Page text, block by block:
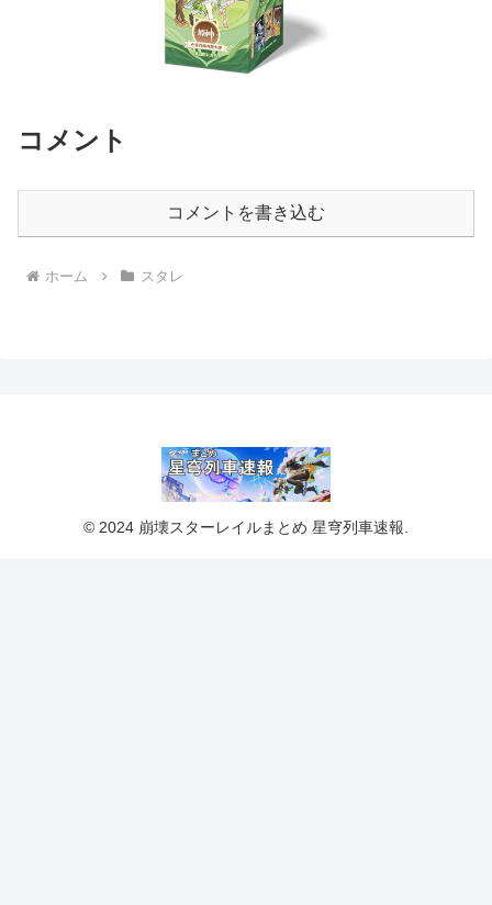
コメント
コメントを書き込む
ホーム スタレ
© 2024 崩壊スターレイルまとめ 星穹列車速報.